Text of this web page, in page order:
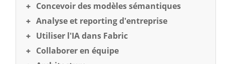
Concevoir des modèles sémantiques
Analyse et reporting d'entreprise
Utiliser l'IA dans Fabric
Collaborer en équipe